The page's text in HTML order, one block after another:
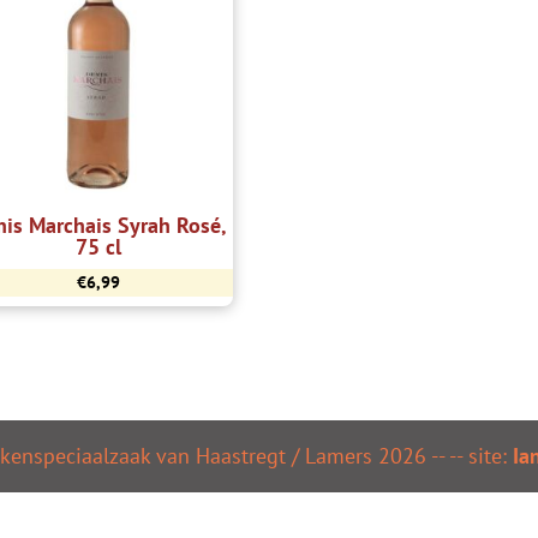
Marchais Syrah Rosé,
75 cl
€6,99
van Haastregt / Lamers 2026 ---- site: